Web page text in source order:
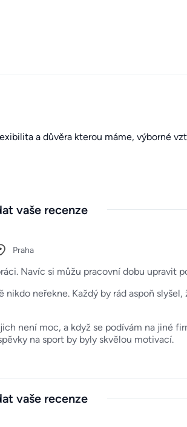
a důvěra kterou máme, výborné
vaše recenze
Praha
Navíc si můžu pracovní dobu upravit
neřekne. Každý by rád aspoň
není moc, a když se podívám na jiné
na sport by byly skvělou motivací.
vaše recenze